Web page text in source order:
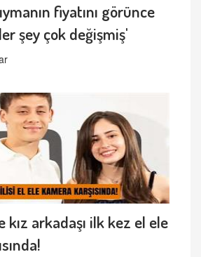
fiyatını görünce
şey çok değişmiş'
kız arkadaşı ilk kez el ele